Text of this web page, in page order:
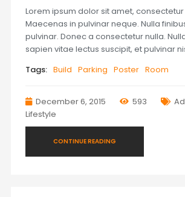
Lorem ipsum dolor sit amet,
Maecenas in pulvinar neque. Nulla
pulvinar. Donec a consectetur nulla.
sapien vitae lectus suscipit, et pulvinar
Tags: Build Parking Poster Room
December 6, 2015 593
Lifestyle
CONTINUE READING